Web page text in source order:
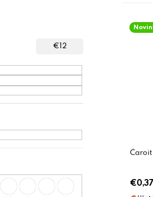
€ 12
d
d
V
d
Čaroit
€0,37